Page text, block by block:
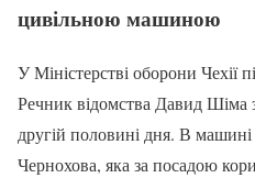
цивільною машиною
У Міністерстві оборони Чехії
Речник відомства Давид Шіма
другій половині дня. В машині
Чернохова, яка за посадою